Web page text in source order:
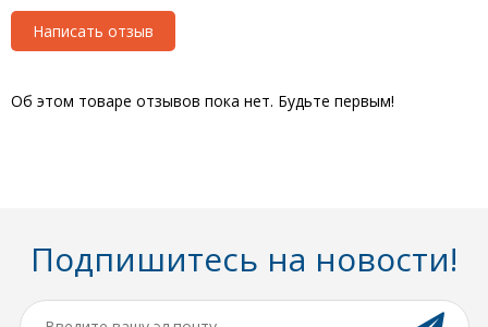
Написать отзыв
Об этом товаре отзывов пока нет. Будьте первым!
Подпишитесь на новости!